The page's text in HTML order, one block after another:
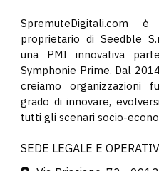
SpremuteDigitali.com
proprietario di Seedble
una PMI innovativa
Symphonie Prime. Dal
creiamo organizzazioni
grado di innovare,
tutti gli scenari socio-
SEDE LEGALE E